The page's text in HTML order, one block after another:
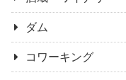
ダム
コワーキング